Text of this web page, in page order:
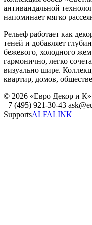
антивандальной
напоминает мягко
Рельеф работает как
теней и добавляет
бежевого, холодного
гармонично, легко
визуально шире.
квартир, домов,
© 2026 «Евро Декор и К»
+7 (495) 921-30-43
SupportsALFALINK